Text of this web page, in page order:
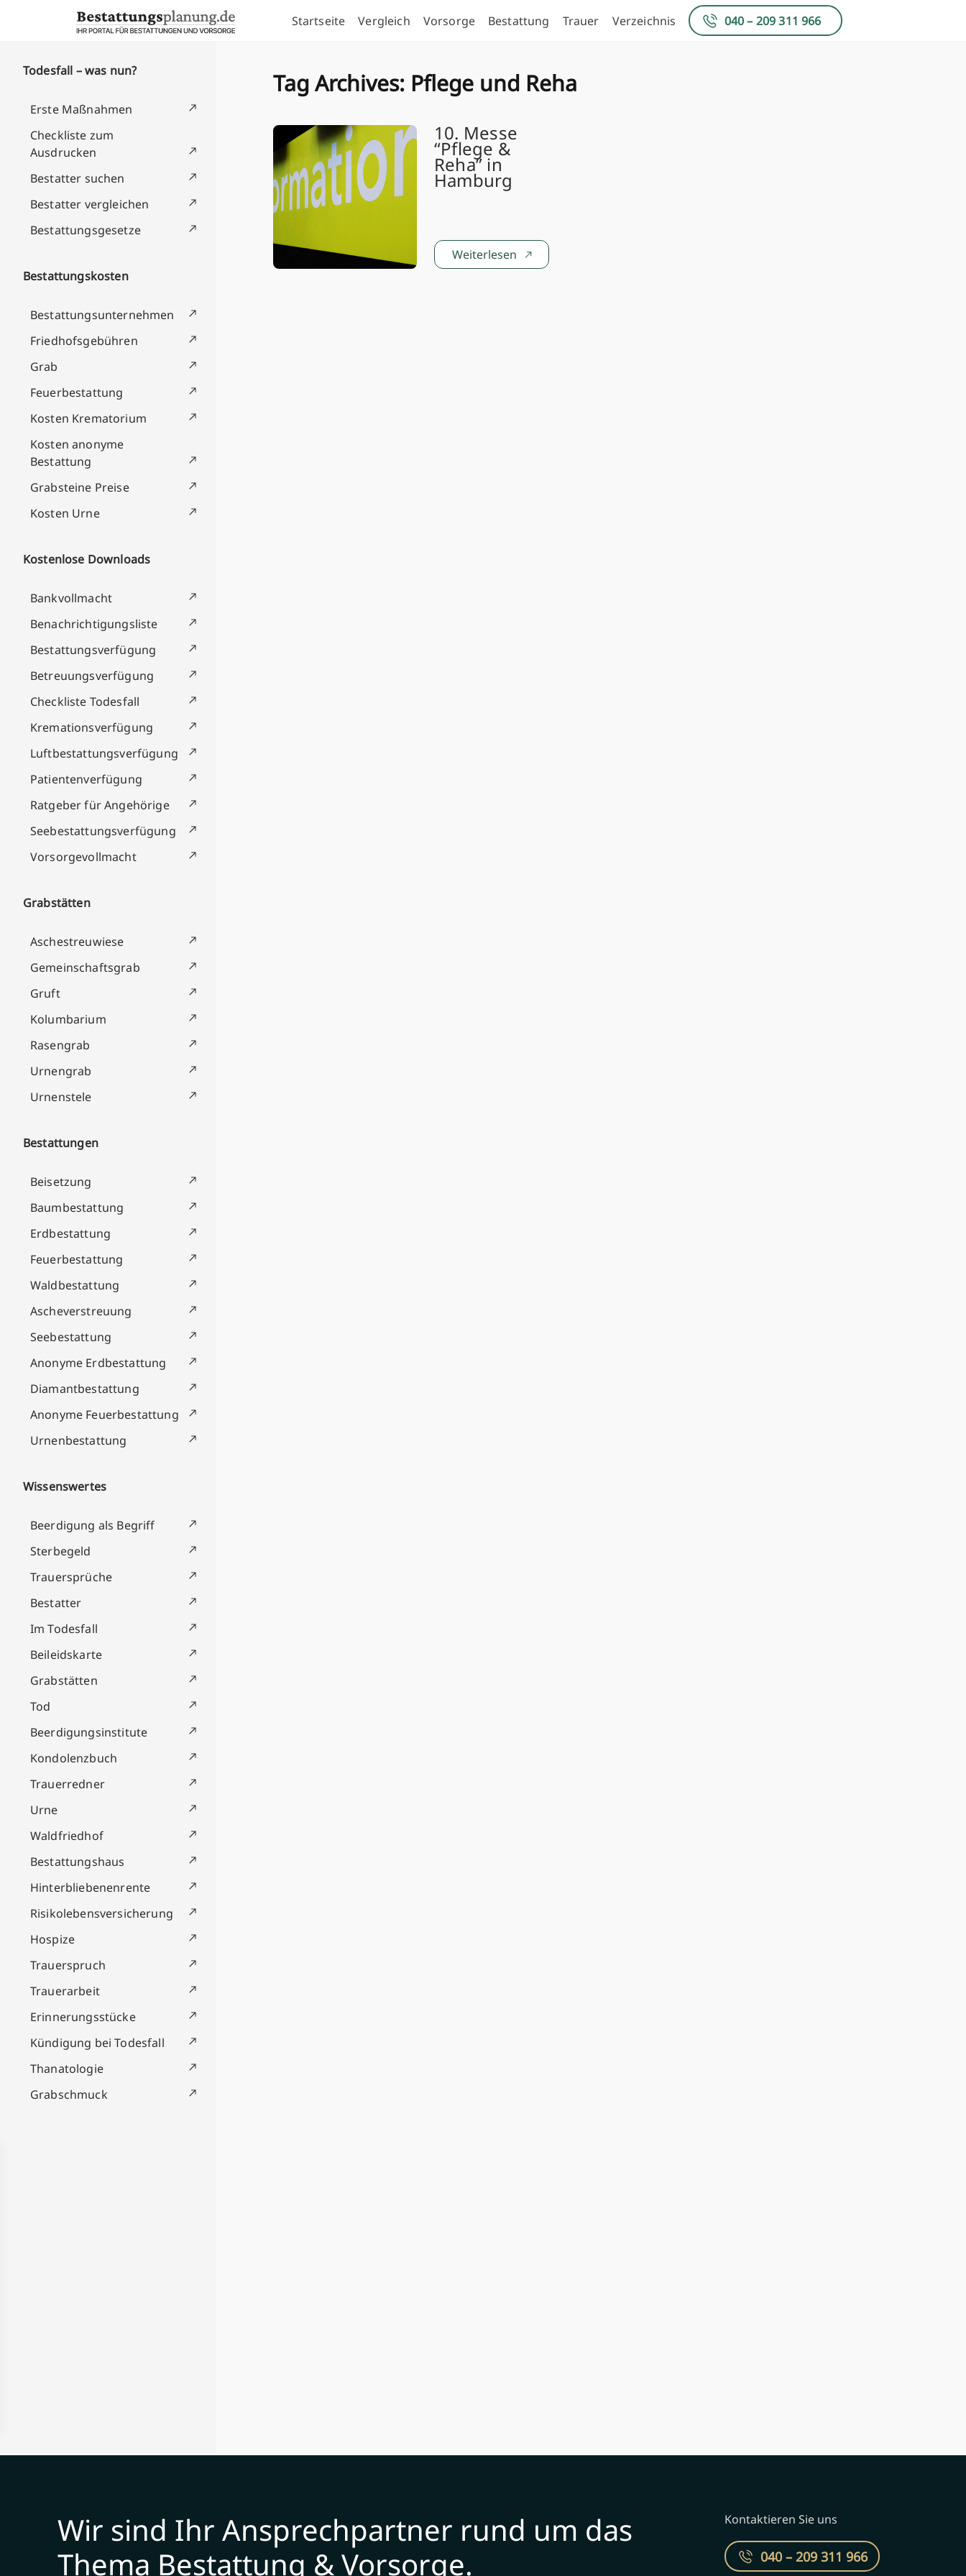
Skip to content
Startseite Vergleich Vorsorge Bestattung Trauer Verzeichnis 040 – 209 311 966
Todesfall – was nun?
Erste Maßnahmen
Checkliste zum
Ausdrucken
Bestatter suchen
Bestatter vergleichen
Bestattungsgesetze
Bestattungskosten
Bestattungsunternehmen
Friedhofsgebühren
Grab
Feuerbestattung
Kosten Krematorium
Kosten anonyme
Bestattung
Grabsteine Preise
Kosten Urne
Kostenlose Downloads
Bankvollmacht
Benachrichtigungsliste
Bestattungsverfügung
Betreuungsverfügung
Checkliste Todesfall
Kremationsverfügung
Luftbestattungsverfügung
Patientenverfügung
Ratgeber für Angehörige
Seebestattungsverfügung
Vorsorgevollmacht
Grabstätten
Aschestreuwiese
Gemeinschaftsgrab
Gruft
Kolumbarium
Rasengrab
Urnengrab
Urnenstele
Bestattungen
Beisetzung
Baumbestattung
Erdbestattung
Feuerbestattung
Waldbestattung
Ascheverstreuung
Seebestattung
Anonyme Erdbestattung
Diamantbestattung
Anonyme Feuerbestattung
Urnenbestattung
Wissenswertes
Beerdigung als Begriff
Sterbegeld
Trauersprüche
Bestatter
Im Todesfall
Beileidskarte
Grabstätten
Tod
Beerdigungsinstitute
Kondolenzbuch
Trauerredner
Urne
Waldfriedhof
Bestattungshaus
Hinterbliebenenrente
Risikolebensversicherung
Hospize
Trauerspruch
Trauerarbeit
Erinnerungsstücke
Kündigung bei Todesfall
Thanatologie
Grabschmuck
Tag Archives: Pflege und Reha
10. Messe
“Pflege &
Reha” in
Hamburg
Weiterlesen
Wir sind Ihr Ansprechpartner rund um das
Thema Bestattung & Vorsorge.
Kontaktieren Sie uns
040 – 209 311 966